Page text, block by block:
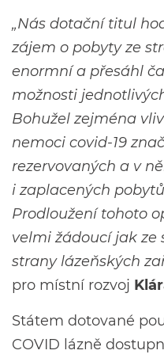
„Nás dotační titul
zájem o pobyty ze
enormní a přesáhl
možnosti
Bohužel zejména
nemoci covid-19
rezervovaných a v
i zaplacených
Prodloužení tohoto
velmi žádoucí jak ze
strany lázeňských
pro místní rozvoj
Státem dotované
COVID lázně